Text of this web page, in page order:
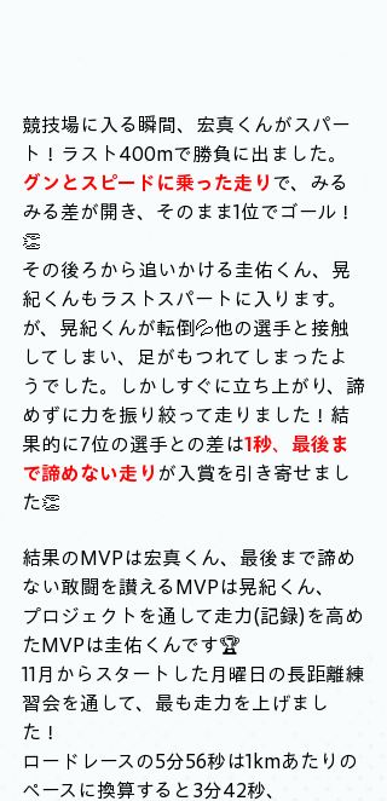
競技場に入る瞬間、宏真くんがスパー
ト！ラスト400mで勝負に出ました。
グンとスピードに乗った走り で、みる
みる差が開き、そのまま1位でゴール！
👏
その後ろから追いかける圭佑くん、晃
紀くんもラストスパートに入ります。
が、晃紀くんが転倒💦他の選手と接触
してしまい、足がもつれてしまったよ
うでした。しかしすぐに立ち上がり、諦
めずに力を振り絞って走りました！結
果的に7位の選手との差は1秒、 最後ま
で諦めない走り が入賞を引き寄せまし
た👏
結果のMVPは宏真くん、最後まで諦め
ない敢闘を讃えるMVPは晃紀くん、
プロジェクトを通して走力(記録)を高め
たMVPは圭佑くんです🏆
11月からスタートした月曜日の長距離練
習会を通して、最も走力を上げまし
た！
ロードレースの5分56秒は1kmあたりの
ペースに換算すると3分42秒、